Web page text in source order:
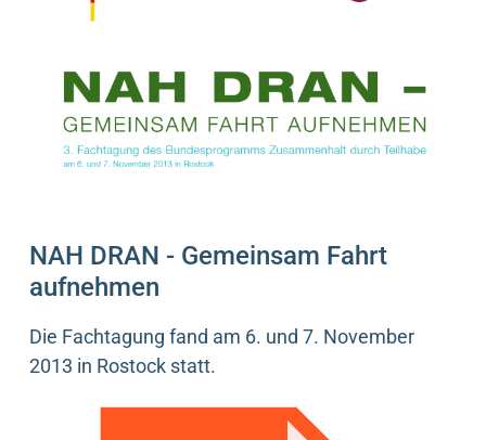
NAH DRAN - Gemeinsam Fahrt
aufnehmen
Die Fachtagung fand am 6. und 7. November
2013 in Rostock statt.